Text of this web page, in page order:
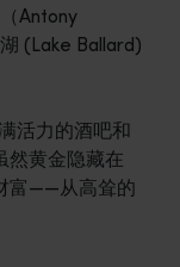
Antony
(Lake Ballard)
活力的酒吧和
然黄金隐藏在
富——从高耸的